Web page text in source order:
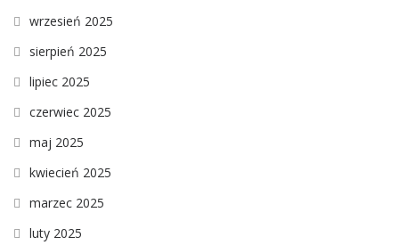
wrzesień 2025
sierpień 2025
lipiec 2025
czerwiec 2025
maj 2025
kwiecień 2025
marzec 2025
luty 2025